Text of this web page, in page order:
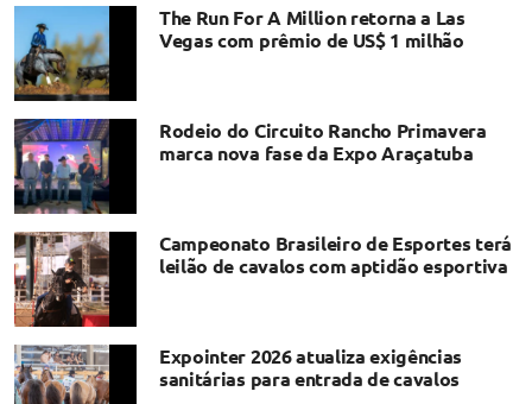
The Run For A Million retorna a Las
Vegas com prêmio de US$ 1 milhão
Rodeio do Circuito Rancho Primavera
marca nova fase da Expo Araçatuba
Campeonato Brasileiro de Esportes terá
leilão de cavalos com aptidão esportiva
Expointer 2026 atualiza exigências
sanitárias para entrada de cavalos